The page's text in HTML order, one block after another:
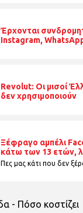
Έρχονται
Instagram,
Revolut: Οι μισοί
δεν χρησιμοποιούν
Ξέφραγο αμπέλι
κάτω των 13 ετών,
Πες μας κάτι που δεν